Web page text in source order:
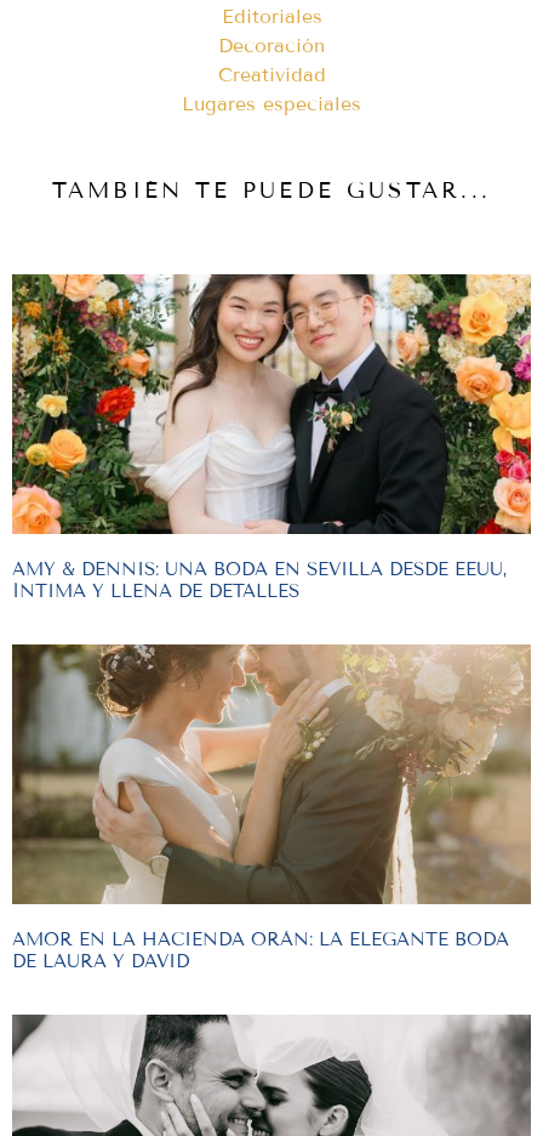
Editoriales
Decoración
Creatividad
Lugares especiales
TAMBIÉN TE PUEDE GUSTAR...
AMY & DENNIS: UNA BODA EN SEVILLA DESDE EEUU,
ÍNTIMA Y LLENA DE DETALLES
AMOR EN LA HACIENDA ORÁN: LA ELEGANTE BODA
DE LAURA Y DAVID